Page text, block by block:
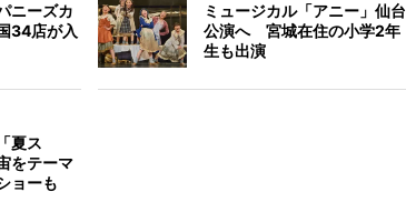
ニーズカ
34店が入
ミュージカル「アニー」仙台
公演へ 宮城在住の小学2年
生も出演
夏ス
をテーマ
ョーも